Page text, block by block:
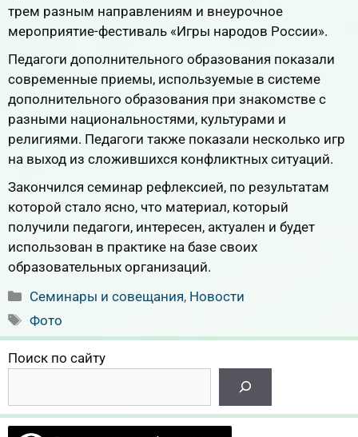
трем разным направлениям и внеурочное
мероприятие-фестиваль «Игры народов России».
Педагоги дополнительного образования показали
современные приемы, используемые в системе
дополнительного образования при знакомстве с
разными национальностями, культурами и
религиями. Педагоги также показали несколько игр
на выход из сложившихся конфликтных ситуаций.
Закончился семинар рефлексией, по результатам
которой стало ясно, что материал, который
получили педагоги, интересен, актуален и будет
использован в практике на базе своих
образовательных организаций.
Рубрики
Семинары и совещания, Новости
Метки
Фото
Поиск по сайту